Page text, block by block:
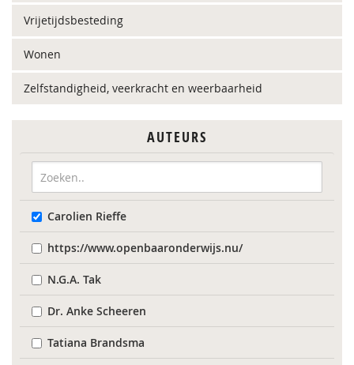
Vrijetijdsbesteding
Wonen
Zelfstandigheid, veerkracht en weerbaarheid
AUTEURS
Carolien Rieffe
https://www.openbaaronderwijs.nu/
N.G.A. Tak
Dr. Anke Scheeren
Tatiana Brandsma